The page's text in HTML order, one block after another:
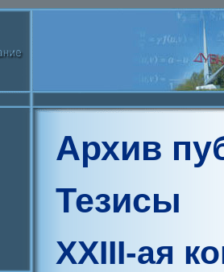
Архив
Тезисы
XXIII-ая